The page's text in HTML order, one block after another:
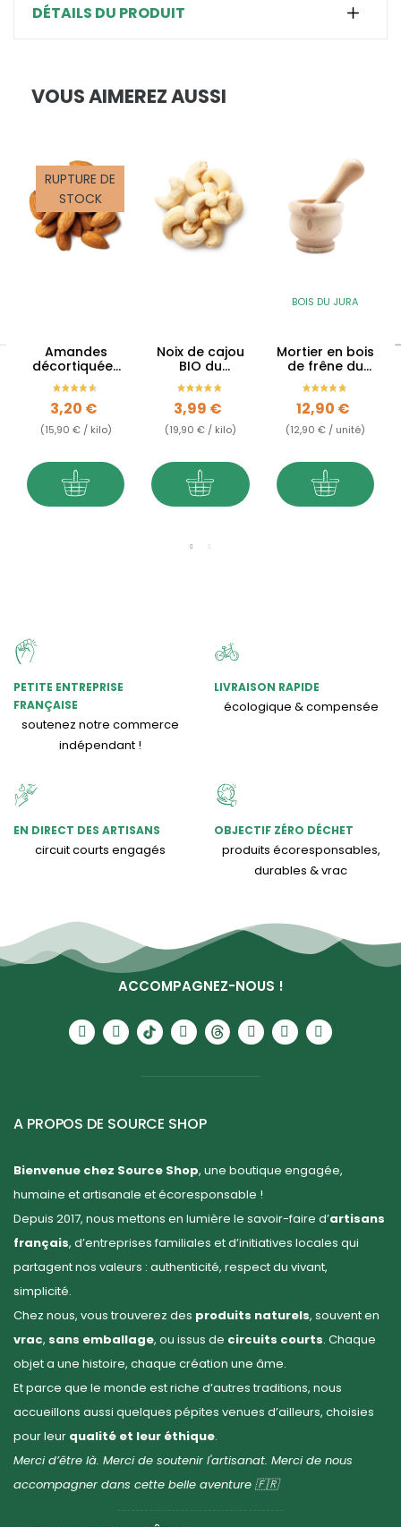
DÉTAILS DU PRODUIT
VOUS AIMEREZ AUSSI
RUPTURE DE
STOCK
Amandes
décortiquées
BIO d'Espagne
en vrac
Prix
3,20 €
(15,90 € / kilo)
Noix de cajou
BIO du
Vietnam en
vrac
Prix
3,99 €
(19,90 € / kilo)
BOIS DU JURA
Mortier en bois
de frêne du
Jura
Prix
12,90 €
(12,90 € / unité)
PETITE ENTREPRISE
FRANÇAISE
soutenez notre commerce
indépendant !
LIVRAISON RAPIDE
écologique & compensée
EN DIRECT DES ARTISANS
circuit courts engagés
OBJECTIF ZÉRO DÉCHET
produits écoresponsables,
durables & vrac
ACCOMPAGNEZ-NOUS !
A PROPOS DE SOURCE SHOP
Bienvenue chez Source Shop, une boutique engagée,
humaine et artisanale et écoresponsable !
Depuis 2017, nous mettons en lumière le savoir-faire d’artisans
français, d’entreprises familiales et d’initiatives locales qui
partagent nos valeurs : authenticité, respect du vivant,
simplicité.
Chez nous, vous trouverez des produits naturels, souvent en
vrac, sans emballage, ou issus de circuits courts. Chaque
objet a une histoire, chaque création une âme.
Et parce que le monde est riche d’autres traditions, nous
accueillons aussi quelques pépites venues d’ailleurs, choisies
pour leur qualité et leur éthique.
Merci d’être là. Merci de soutenir l'artisanat. Merci de nous
accompagner dans cette belle aventure 🇫🇷